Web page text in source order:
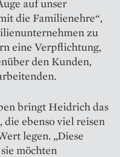
auf unser
die ­Familienehre“,
zu
eine Verpflichtung,
den Kunden,
bringt Heidrich das
ebenso viel reisen
legen. „Diese
möchten